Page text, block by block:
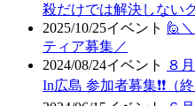
殺だけでは解決しない
2025/10/25イベント 🙋
ティア募集／
2024/08/24イベント
８
In広島 参加者募集❗❗（